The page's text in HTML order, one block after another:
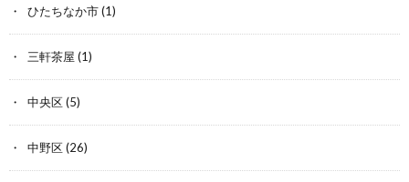
ひたちなか市(1)
三軒茶屋 (1)
中央区(5)
中野区(26)